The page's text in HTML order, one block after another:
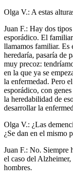
Olga V.: A estas
Juan F.: Hay dos
esporádico. El
llamamos familiar. Es
heredaría, pasaría de
muy precoz:
en la que ya se
la enfermedad. Pero
esporádico, con
la heredabilidad de
desarrollar la
Olga V.: ¿Las
¿Se dan en el mismo
Juan F.: No. Siempre
el caso del
hombres.